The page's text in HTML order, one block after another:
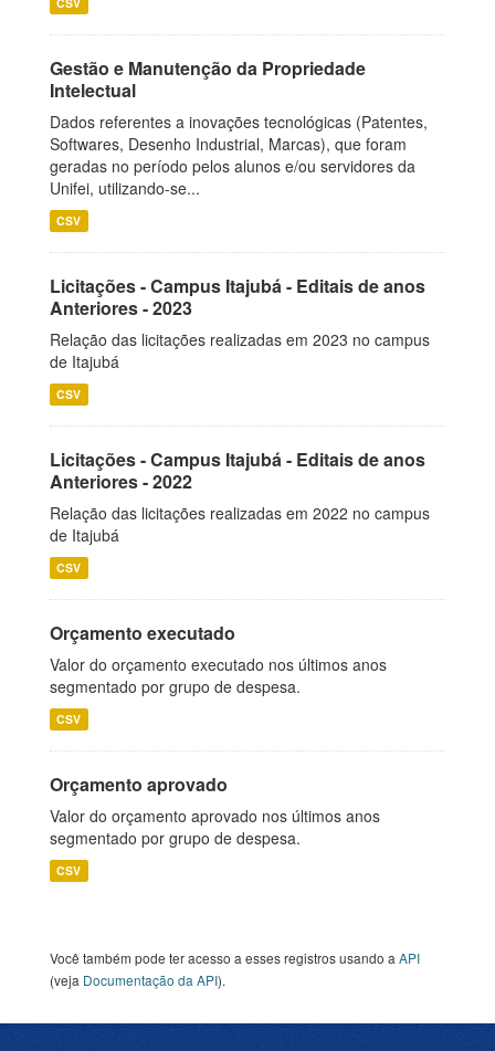
Gestão e Manutenção da Propriedade
Intelectual
Dados referentes a inovações tecnológicas (Patentes,
Softwares, Desenho Industrial, Marcas), que foram
geradas no período pelos alunos e/ou servidores da
Unifei, utilizando-se...
CSV
Licitações - Campus Itajubá - Editais de anos
Anteriores - 2023
Relação das licitações realizadas em 2023 no campus
de Itajubá
CSV
Licitações - Campus Itajubá - Editais de anos
Anteriores - 2022
Relação das licitações realizadas em 2022 no campus
de Itajubá
CSV
Orçamento executado
Valor do orçamento executado nos últimos anos
segmentado por grupo de despesa.
CSV
Orçamento aprovado
Valor do orçamento aprovado nos últimos anos
segmentado por grupo de despesa.
CSV
Você também pode ter acesso a esses registros usando a API
(veja Documentação da API).